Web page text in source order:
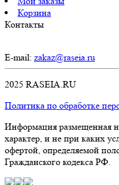
Корзина
Контакты
E-mail: zakaz@raseia.ru
2025 RASEIA.RU
Политика по обработке
Информация размещенная
характер, и не при каких
офертой, определяемой
Гражданского кодекса РФ.